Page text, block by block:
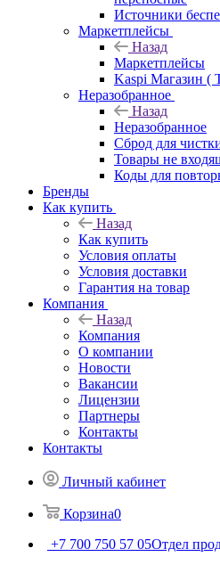
Источники
Маркетплейсы
Назад
Маркетплейсы
Kaspi Магазин
Неразобранное
Назад
Неразобранное
Сброд для
Товары не
Коды для
Бренды
Как купить
Назад
Как купить
Условия оплаты
Условия доставки
Гарантия на товар
Компания
Назад
Компания
О компании
Новости
Вакансии
Лицензии
Партнеры
Контакты
Контакты
Личный кабинет
Корзина0
+7 700 750 57 05Отдел